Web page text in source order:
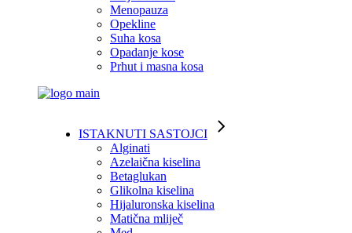
Menopauza
Opekline
Suha kosa
Opadanje kose
Prhut i masna kosa
ISTAKNUTI SASTOJCI
Alginati
Azelaična kiselina
Betaglukan
Glikolna kiselina
Hijaluronska kiselina
Matična mliječ